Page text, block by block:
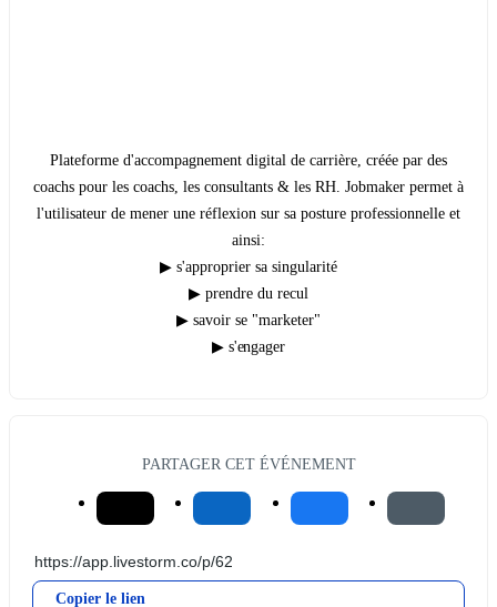
Plateforme d'accompagnement digital de carrière, créée par des
coachs pour les coachs, les consultants & les RH. Jobmaker permet à
l'utilisateur de mener une réflexion sur sa posture professionnelle et
ainsi:
▶ s'approprier sa singularité
▶ prendre du recul
▶ savoir se "marketer"
▶ s'engager
PARTAGER CET ÉVÉNEMENT
Copier le lien